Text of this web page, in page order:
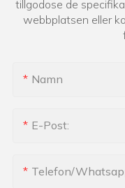
tillgodose de
webbplatsen eller
Namn
E-Post:
Telefon/